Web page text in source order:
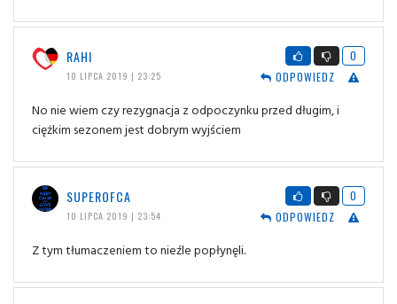
RAHI
10 LIPCA 2019 | 23:25
0
ODPOWIEDZ
No nie wiem czy rezygnacja z odpoczynku przed długim, i
ciężkim sezonem jest dobrym wyjściem
SUPEROFCA
10 LIPCA 2019 | 23:54
0
ODPOWIEDZ
Z tym tłumaczeniem to nieźle popłynęli.